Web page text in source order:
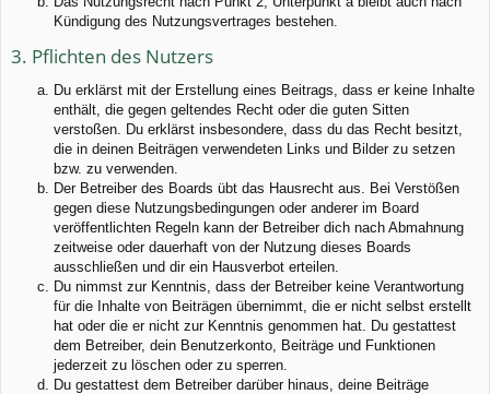
Kündigung des Nutzungsvertrages bestehen.
3. Pflichten des Nutzers
Du erklärst mit der Erstellung eines Beitrags, dass er keine Inhalte
enthält, die gegen geltendes Recht oder die guten Sitten
verstoßen. Du erklärst insbesondere, dass du das Recht besitzt,
die in deinen Beiträgen verwendeten Links und Bilder zu setzen
bzw. zu verwenden.
Der Betreiber des Boards übt das Hausrecht aus. Bei Verstößen
gegen diese Nutzungsbedingungen oder anderer im Board
veröffentlichten Regeln kann der Betreiber dich nach Abmahnung
zeitweise oder dauerhaft von der Nutzung dieses Boards
ausschließen und dir ein Hausverbot erteilen.
Du nimmst zur Kenntnis, dass der Betreiber keine Verantwortung
für die Inhalte von Beiträgen übernimmt, die er nicht selbst erstellt
hat oder die er nicht zur Kenntnis genommen hat. Du gestattest
dem Betreiber, dein Benutzerkonto, Beiträge und Funktionen
jederzeit zu löschen oder zu sperren.
Du gestattest dem Betreiber darüber hinaus, deine Beiträge